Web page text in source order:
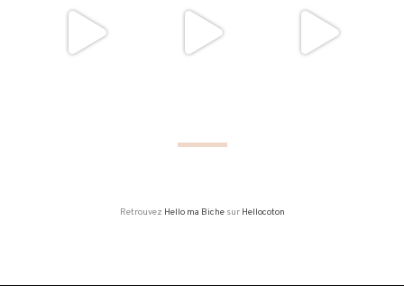
Retrouvez Hello ma Bichesur Hellocoton